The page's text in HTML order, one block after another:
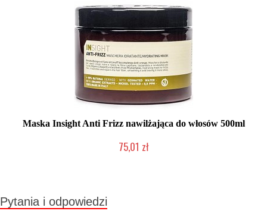
Maska Insight Anti Frizz nawilżająca do włosów 500ml
75,01 zł
Pytania i odpowiedzi